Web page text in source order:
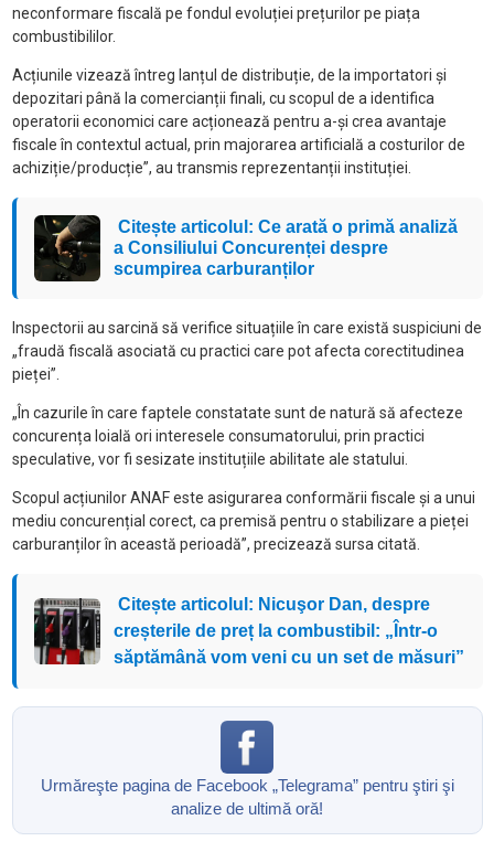
neconformare fiscală pe fondul evoluției prețurilor pe piața
combustibililor.
Acțiunile vizează întreg lanțul de distribuție, de la importatori și
depozitari până la comercianții finali, cu scopul de a identifica
operatorii economici care acționează pentru a-și crea avantaje
fiscale în contextul actual, prin majorarea artificială a costurilor de
achiziție/producție”, au transmis reprezentanții instituției.
Citește articolul: Ce arată o primă analiză
a Consiliului Concurenței despre
scumpirea carburanților
Inspectorii au sarcină să verifice situațiile în care există suspiciuni de
„fraudă fiscală asociată cu practici care pot afecta corectitudinea
pieței”.
„În cazurile în care faptele constatate sunt de natură să afecteze
concurența loială ori interesele consumatorului, prin practici
speculative, vor fi sesizate instituțiile abilitate ale statului.
Scopul acțiunilor ANAF este asigurarea conformării fiscale și a unui
mediu concurențial corect, ca premisă pentru o stabilizare a pieței
carburanților în această perioadă”, precizează sursa citată.
Citește articolul: Nicuşor Dan, despre
creșterile de preț la combustibil: „Într-o
săptămână vom veni cu un set de măsuri”
Urmăreşte pagina de Facebook „Telegrama” pentru ştiri şi
analize de ultimă oră!